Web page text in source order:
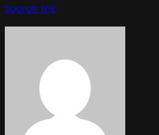
Source link